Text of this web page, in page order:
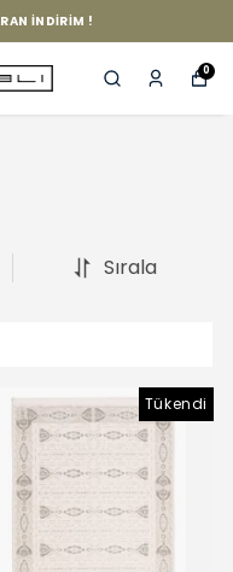
İMKANI !
0
Sırala
Tükendi